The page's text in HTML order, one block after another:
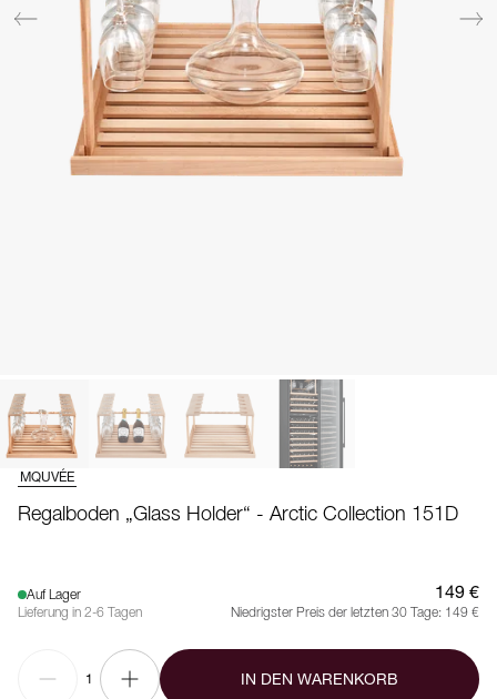
MQUVÉE
Regalboden „Glass Holder“ - Arctic Collection 151D
Auf Lager
Lieferung in 2-6 Tagen
149 €
Niedrigster Preis der letzten 30 Tage: 149 €
1 IN DEN WARENKORB